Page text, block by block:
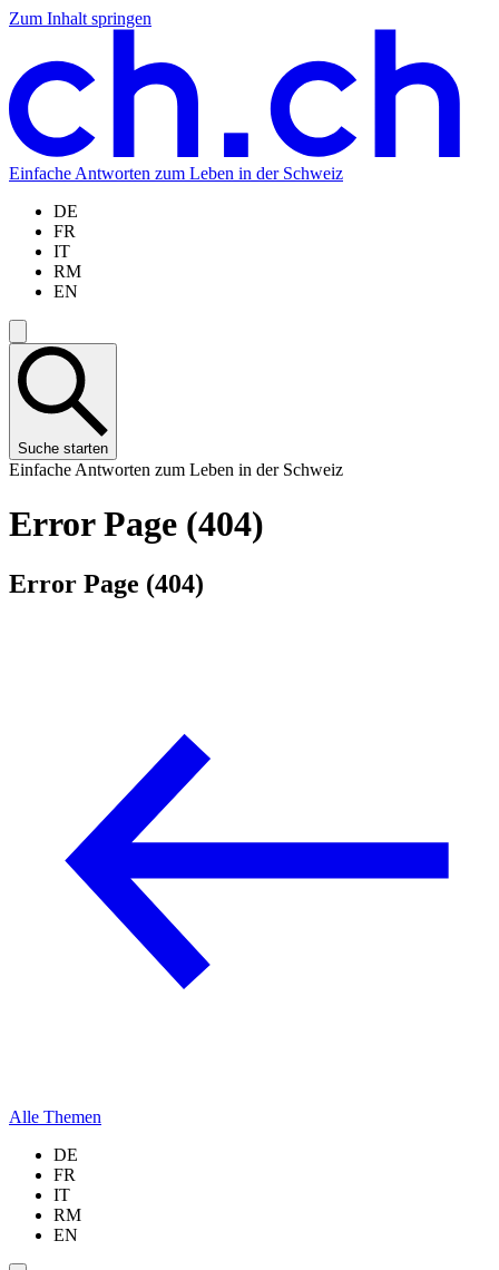
Zum Inhalt springen
Zum
springen
Zur
springen
Zur
springen
Zur
springen
Einfache Antworten zum Leben in der Schweiz
DE
FR
IT
RM
EN
Suche starten
Einfache Antworten zum Leben in der Schweiz
Error Page (404)
Error Page (404)
Alle Themen
DE
FR
IT
RM
EN